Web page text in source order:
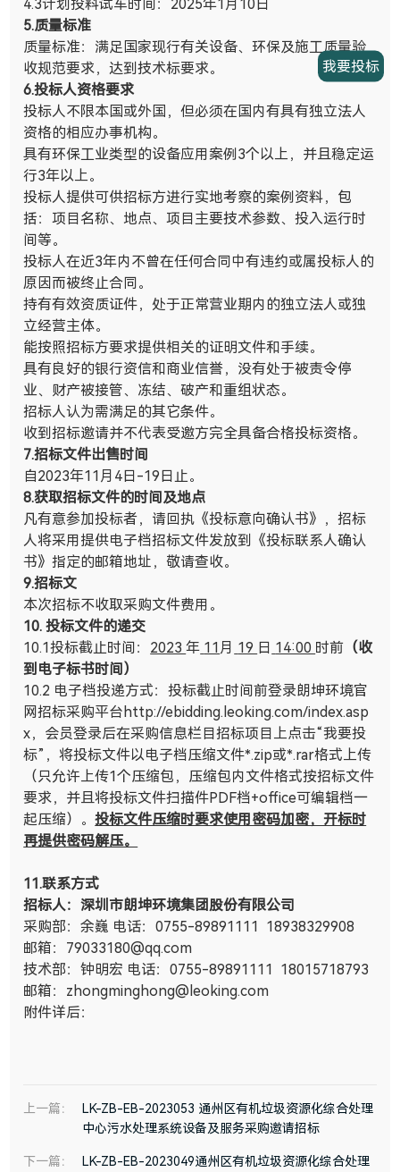
4.3计划投料试车时间： 2025年1月 10日
5.质量标准
质量标准：满足国家现行有关设备、环保及施工质量验
收规范要求，达到技术标要求。
6.投标人资格要求
投标人不限本国或外国，但必须在国内有具有独立法人
资格的相应办事机构。
具有环保工业类型的设备应用案例3个以上，并且稳定运
行3年以上。
投标人提供可供招标方进行实地考察的案例资料，包
括：项目名称、地点、项目主要技术参数、投入运行时
间等。
投标人在近3年内不曾在任何合同中有违约或属投标人的
原因而被终止合同。
持有有效资质证件，处于正常营业期内的独立法人或独
立经营主体。
能按照招标方要求提供相关的证明文件和手续。
具有良好的银行资信和商业信誉，没有处于被责令停
业、财产被接管、冻结、破产和重组状态。
招标人认为需满足的其它条件。
收到招标邀请并不代表受邀方完全具备合格投标资格。
7.招标文件出售时间
自2023年11月 4日-19日止。
8.获取招标文件的时间及地点
凡有意参加投标者，请回执《投标意向确认书》，招标
人将采用提供电子档招标文件发放到《投标联系人确认
书》指定的邮箱地址，敬请查收。
9.招标文
本次招标不收取采购文件费用。
10.投标文件的递交
10.1投标截止时间： 2023年 11月 19 日 14:00 时前 （收
到电子标书时间）
10.2 电子档投递方式：投标截止时间前登录朗坤环境官
网招标采购平台 http://ebidding.leoking.com/index.asp
x，会员登录后在采购信息栏目招标项目上点击“我要投
标”，将投标文件以电子档压缩文件*.zip或*.rar格式上传
（只允许上传1个压缩包，压缩包内文件格式按招标文件
要求，并且将投标文件扫描件PDF档+office可编辑档一
起压缩）。投标文件压缩时要求使用密码加密，开标时
再提供密码解压。
11.联系方式
招标人：深圳市朗坤环境集团股份有限公司
采购部：余巍 电话：0755-89891111 18938329908
邮箱： 79033180@qq.com
技术部：钟明宏 电话：0755-89891111 18015718793
邮箱： zhongminghong@leoking.com
附件详后：
上一篇：
LK-ZB-EB-2023053 通州区有机垃圾资源化综合处理
中心污水处理系统设备及服务采购邀请招标
下一篇： LK-ZB-EB-2023049通州区有机垃圾资源化综合处理
我要投标